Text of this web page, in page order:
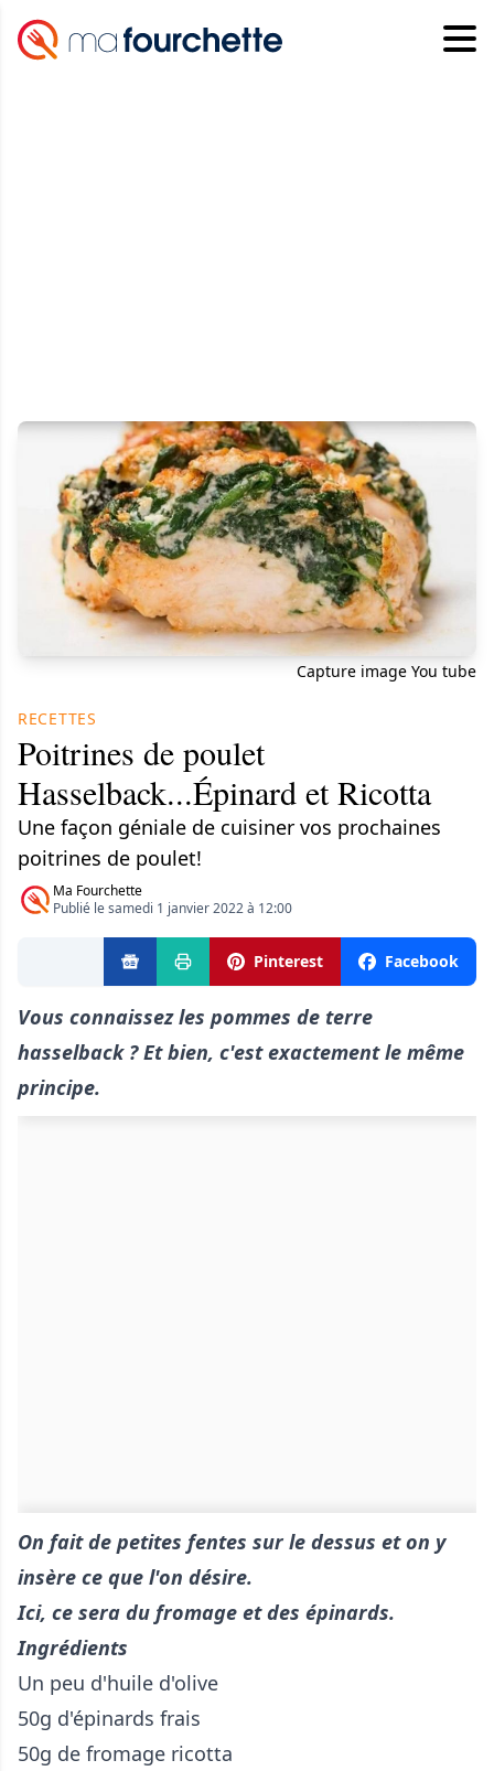
Capture image You tube
RECETTES
Poitrines de poulet
Hasselback...Épinard et Ricotta
Une façon géniale de cuisiner vos prochaines
poitrines de poulet!
Ma Fourchette
Publié le samedi 1 janvier 2022 à 12:00
Pinterest Facebook
Vous connaissez les pommes de terre
hasselback ? Et bien, c'est exactement le même
principe.
On fait de petites fentes sur le dessus et on y
insère ce que l'on désire.
Ici, ce sera du fromage et des épinards.
Ingrédients
Un peu d'huile d'olive
50g d'épinards frais
50g de fromage ricotta